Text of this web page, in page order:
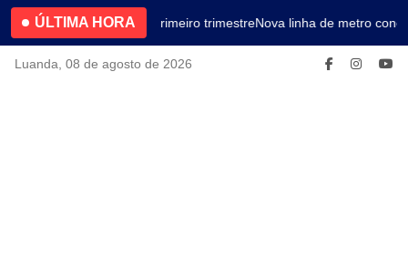
ÚLTIMA HORA4.2% no primeiro trimestreNova linha de metro
Luanda, 08 de agosto de 2026